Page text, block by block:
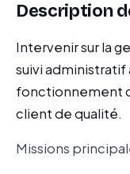
Description
Intervenir sur la
suivi administratif
fonctionnement
client de qualité.
Missions